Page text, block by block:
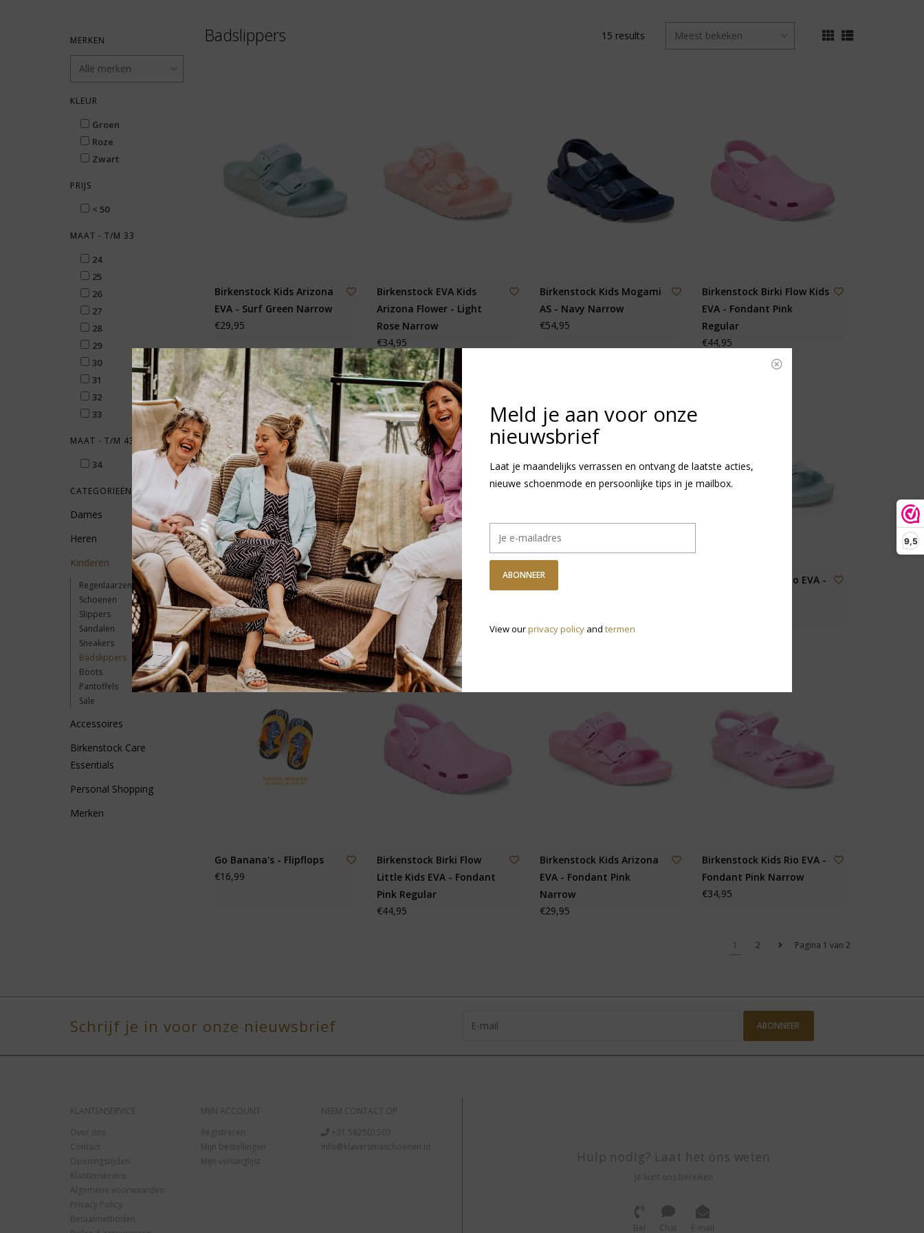
9,5
MERKEN
KLEUR
Groen
Roze
Zwart
PRIJS
< 50
MAAT - T/M 33
24
25
26
27
28
29
30
31
32
33
MAAT - T/M 43
34
CATEGORIEËN
Dames
Heren
Kinderen
Regenlaarzen
Schoenen
Slippers
Sandalen
Sneakers
Badslippers
Boots
Pantoffels
Sale
Accessoires
Birkenstock Care
Essentials
Personal Shopping
Merken
Badslippers 15 results
Birkenstock Kids Arizona
EVA - Surf Green Narrow
€29,95
Birkenstock EVA Kids
Arizona Flower - Light
Rose Narrow
€34,95
Birkenstock Kids Mogami
AS - Navy Narrow
€54,95
Birkenstock Birki Flow Kids
EVA - Fondant Pink
Regular
€44,95
Birkenstock Birki Flow Kids
EVA - Black Regular
€44,95
Birkenstock Kids Arizona
EVA - Crocus Narrow
€29,95
Birkenstock Kids Arizona
Birkenstock Kids Rio EVA -
Go Banana's - Flipflops
€16,99
Birkenstock Birki Flow
Little Kids EVA - Fondant
Pink Regular
€44,95
Birkenstock Kids Arizona
EVA - Fondant Pink
Narrow
€29,95
Birkenstock Kids Rio EVA -
Fondant Pink Narrow
€34,95
Pagina 1 van 2
1 2
Schrijf je in voor onze nieuwsbrief ABONNEER
KLANTENSERVICE
Over ons
Contact
Openingstijden
Klantenservice
Algemene voorwaarden
Privacy Policy
Betaalmethoden
MIJN ACCOUNT
Registreren
Mijn bestellingen
Mijn verlanglijst
NEEM CONTACT OP
+31 582501503
info@klaversmaschoenen.nl
Hulp nodig? Laat het ons weten
Je kunt ons bereiken
Bel Chat E-mail
Meld je aan voor onze
nieuwsbrief
Laat je maandelijks verrassen en ontvang de laatste acties,
nieuwe schoenmode en persoonlijke tips in je mailbox.
ABONNEER
View ourprivacy policy and termen